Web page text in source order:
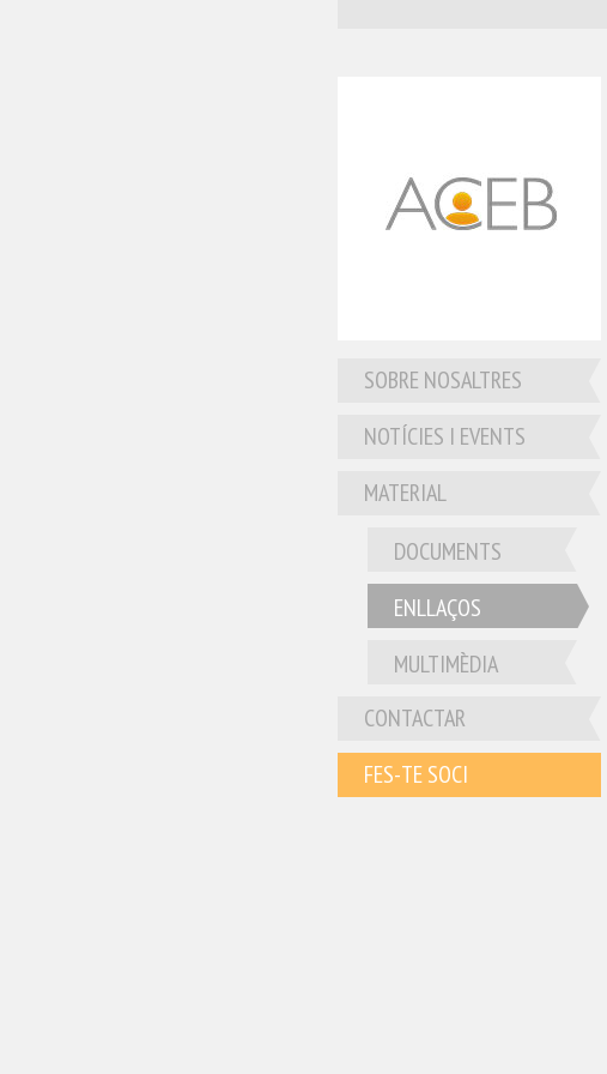
SOBRE NOSALTRES
NOTÍCIES I EVENTS
MATERIAL
DOCUMENTS
ENLLAÇOS
MULTIMÈDIA
CONTACTAR
FES-TE SOCI